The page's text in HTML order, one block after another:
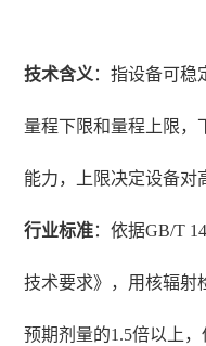
技术含义 ：指设备可稳
量程下限和量程上限，
能力，上限决定设备对
行业标准：依据GB/T
技术要求》，用核辐射
预期剂量的1.5倍以上